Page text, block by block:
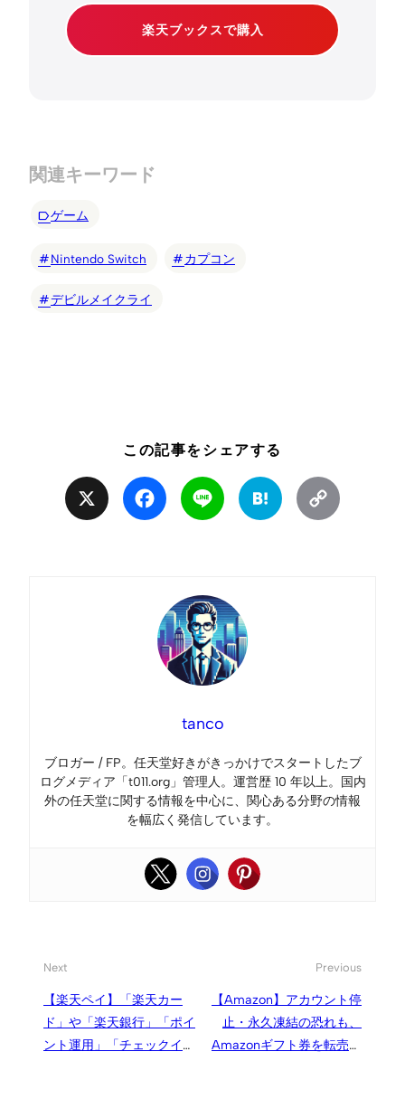
楽天ブックスで購入
関連キーワード
ゲーム
Nintendo Switch カプコン
デビルメイクライ
この記事をシェアする
Facebook Line Hatena
tanco
ブロガー / FP。任天堂好きがきっかけでスタートしたブ
ログメディア「t011.org」管理人。運営歴 10 年以上。国内
外の任天堂に関する情報を中心に、関心ある分野の情報
を幅広く発信しています。
Next
【楽天ペイ】「楽天カー
ド」や「楽天銀行」「ポイ
ント運用」「チェックイ
Previous
【Amazon】アカウント停
止・永久凍結の恐れも、
Amazonギフト券を転売サ